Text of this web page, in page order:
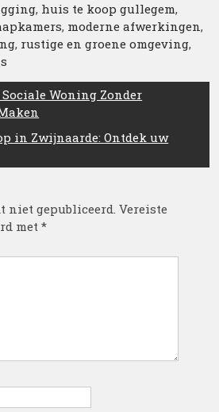
, huis te koop gullegem,
, moderne afwerkingen,
, rustige en groene omgeving,
Woning Zonder
in Zwijnaarde: Ontdek uw
niet gepubliceerd. Vereiste
met*